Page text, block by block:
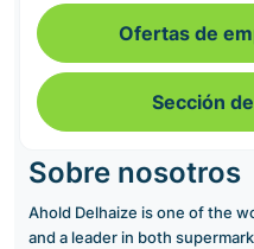
Ofertas de
Sección
Sobre nosotros
Ahold Delhaize is one of the
and a leader in both